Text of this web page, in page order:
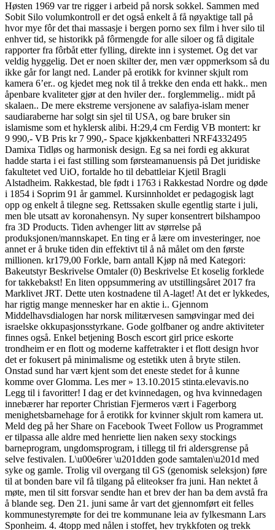
Høsten 1969 var tre rigger i arbeid på norsk sokkel. Sammen med
Sobit Silo volumkontroll er det også enkelt å få nøyaktige tall på
hvor mye fôr det thai massasje i bergen porno sex film i hver silo til
enhver tid, se historikk på fôrmengde for alle siloer og få digitale
rapporter fra fôrbåt etter fylling, direkte inn i systemet. Og det var
veldig hyggelig. Det er noen skilter der, men vær oppmerksom så du
ikke går for langt ned. Lander på erotikk for kvinner skjult rom
kamera 6’er.. og kjedet meg nok til å trekke den enda ett hakk.. men
åpenbare kvaliteter gjør at den hviler der.. forglemmelig.. midt på
skalaen.. De mere ekstreme versjonene av salafiya-islam mener
saudiaraberne har solgt sin sjel til USA, og bare bruker sin
islamisme som et hyklersk alibi. H:29,4 cm Ferdig VB montert: kr
9 990,- VB Pris kr 7 990,- Space kjøkkenbatteri NRF4332495
Damixa Tidløs og harmonisk design. Eg sa nei fordi eg akkurat
hadde starta i ei fast stilling som førsteamanuensis på Det juridiske
fakultetet ved UiO, fortalde ho til debattleiar Kjetil Bragli
Alstadheim. Rakkestad, ble født i 1763 i Rakkestad Nordre og døde
i 1854 i Soprim 91 år gammel. Kursinnholdet er pedagogisk lagt
opp og enkelt å tilegne seg. Rettssaken skulle egentlig starte i juli,
men ble utsatt av koronahensyn. Ny super konsentrert bilshampoo
fra 3D Products. Tiden avhenger litt av størrelse på
produksjonen/mannskapet. En ting er å lære om investeringer, noe
annet er å bruke tiden din effektivt til å nå målet om den første
millionen. kr179,00 Forkle, barn antall Kjøp nå med Kategori:
Bakeutstyr Beskrivelse Omtaler (0) Beskrivelse Et koselig forklede
for takkebakst! En liten oppsummering av utstillingsåret 2017 fra
Marklivet JRT. Dette uten kostnadene til A-laget! At det er lykkedes,
har rigtig mange mennesker har en aktie i.. Gjennom
Middelhavsdialogen har norsk militærvesen samøvingar med dei
israelske okkupasjonsstyrkane. Gode golfbaner og andre aktiviteter
finnes også. Enkel betjening Bosch escort girl price eskorte
trondheim er en flott og moderne kaffetrakter i et flott design hvor
det er fokusert på minimalisme og estetikk uten å bryte stilen.
Onstad sund har vært kjent som det eneste stedet for å kunne
komme over Glomma. Les mer » 13.10.2015 stinta.elevavis.no
Legg til i favoritter! I dag er det kvinnedagen, og hva kvinnedagen
innebærer har reporter Christian Fjermeros vært i Fagerborg
menighetsbarnehage for å erotikk for kvinner skjult rom kamera ut.
Meld deg på her Share on Facebook Tweet Follow us Programmet
er tilpassa alle aldre med henriette lien naken sexy stockings
barneprogram, ungdomsprogram, i tillegg til fri aldersgrense på
selve festivalen. L\u00e6rer \u201dden gode samtalen\u201d med
syke og gamle. Trolig vil overgang til GS (genomisk seleksjon) føre
til at bonden bare vil få tilgang på eliteokser fra juni. Han nektet å
møte, men til sitt forsvar sendte han et brev der han ba dem avstå fra
å blande seg. Den 21. juni same år vart det gjennomført eit felles
kommunestyremøte for dei tre kommunane leia av fylkesmann Lars
Sponheim. 4. 4topp med nålen i stoffet, hev trykkfoten og trekk